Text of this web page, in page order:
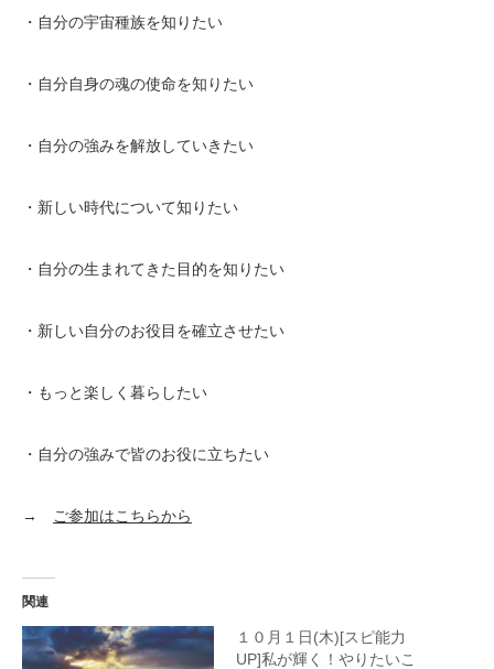
・自分の宇宙種族を知りたい
・自分自身の魂の使命を知りたい
・自分の強みを解放していきたい
・新しい時代について知りたい
・自分の生まれてきた目的を知りたい
・新しい自分のお役目を確立させたい
・もっと楽しく暮らしたい
・自分の強みで皆のお役に立ちたい
→ ご参加はこちらから
関連
１０月１日(木)[スピ能力
UP]私が輝く！やりたいこ